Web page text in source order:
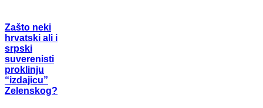
Zašto neki
hrvatski ali i
srpski
suverenisti
proklinju
“izdajicu”
Zelenskog?